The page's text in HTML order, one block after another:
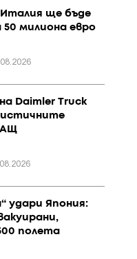
Италия ще бъде
50 милиона евро
Daimler Truck
удари Япония:
полета